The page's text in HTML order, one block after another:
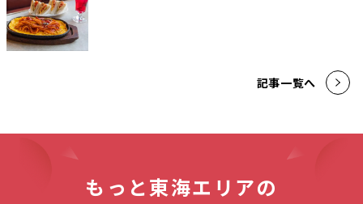
記事一覧へ
もっと東海エリアの